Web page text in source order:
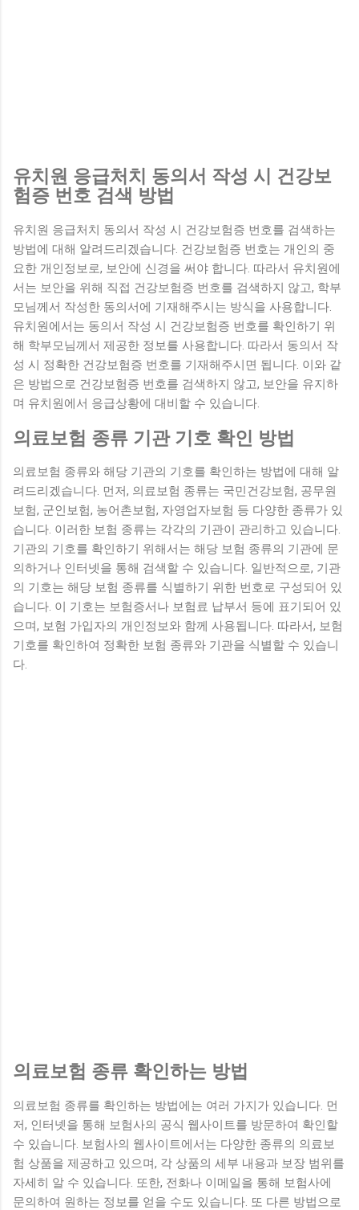
유치원 응급처치 동의서 작성 시 건강보
험증 번호 검색 방법
유치원 응급처치 동의서 작성 시 건강보험증 번호를 검색하는
방법에 대해 알려드리겠습니다. 건강보험증 번호는 개인의 중
요한 개인정보로, 보안에 신경을 써야 합니다. 따라서 유치원에
서는 보안을 위해 직접 건강보험증 번호를 검색하지 않고, 학부
모님께서 작성한 동의서에 기재해주시는 방식을 사용합니다.
유치원에서는 동의서 작성 시 건강보험증 번호를 확인하기 위
해 학부모님께서 제공한 정보를 사용합니다. 따라서 동의서 작
성 시 정확한 건강보험증 번호를 기재해주시면 됩니다. 이와 같
은 방법으로 건강보험증 번호를 검색하지 않고, 보안을 유지하
며 유치원에서 응급상황에 대비할 수 있습니다.
의료보험 종류 기관 기호 확인 방법
의료보험 종류와 해당 기관의 기호를 확인하는 방법에 대해 알
려드리겠습니다. 먼저, 의료보험 종류는 국민건강보험, 공무원
보험, 군인보험, 농어촌보험, 자영업자보험 등 다양한 종류가 있
습니다. 이러한 보험 종류는 각각의 기관이 관리하고 있습니다.
기관의 기호를 확인하기 위해서는 해당 보험 종류의 기관에 문
의하거나 인터넷을 통해 검색할 수 있습니다. 일반적으로, 기관
의 기호는 해당 보험 종류를 식별하기 위한 번호로 구성되어 있
습니다. 이 기호는 보험증서나 보험료 납부서 등에 표기되어 있
으며, 보험 가입자의 개인정보와 함께 사용됩니다. 따라서, 보험
기호를 확인하여 정확한 보험 종류와 기관을 식별할 수 있습니
다.
의료보험 종류 확인하는 방법
의료보험 종류를 확인하는 방법에는 여러 가지가 있습니다. 먼
저, 인터넷을 통해 보험사의 공식 웹사이트를 방문하여 확인할
수 있습니다. 보험사의 웹사이트에서는 다양한 종류의 의료보
험 상품을 제공하고 있으며, 각 상품의 세부 내용과 보장 범위를
자세히 알 수 있습니다. 또한, 전화나 이메일을 통해 보험사에
문의하여 원하는 정보를 얻을 수도 있습니다. 또 다른 방법으로